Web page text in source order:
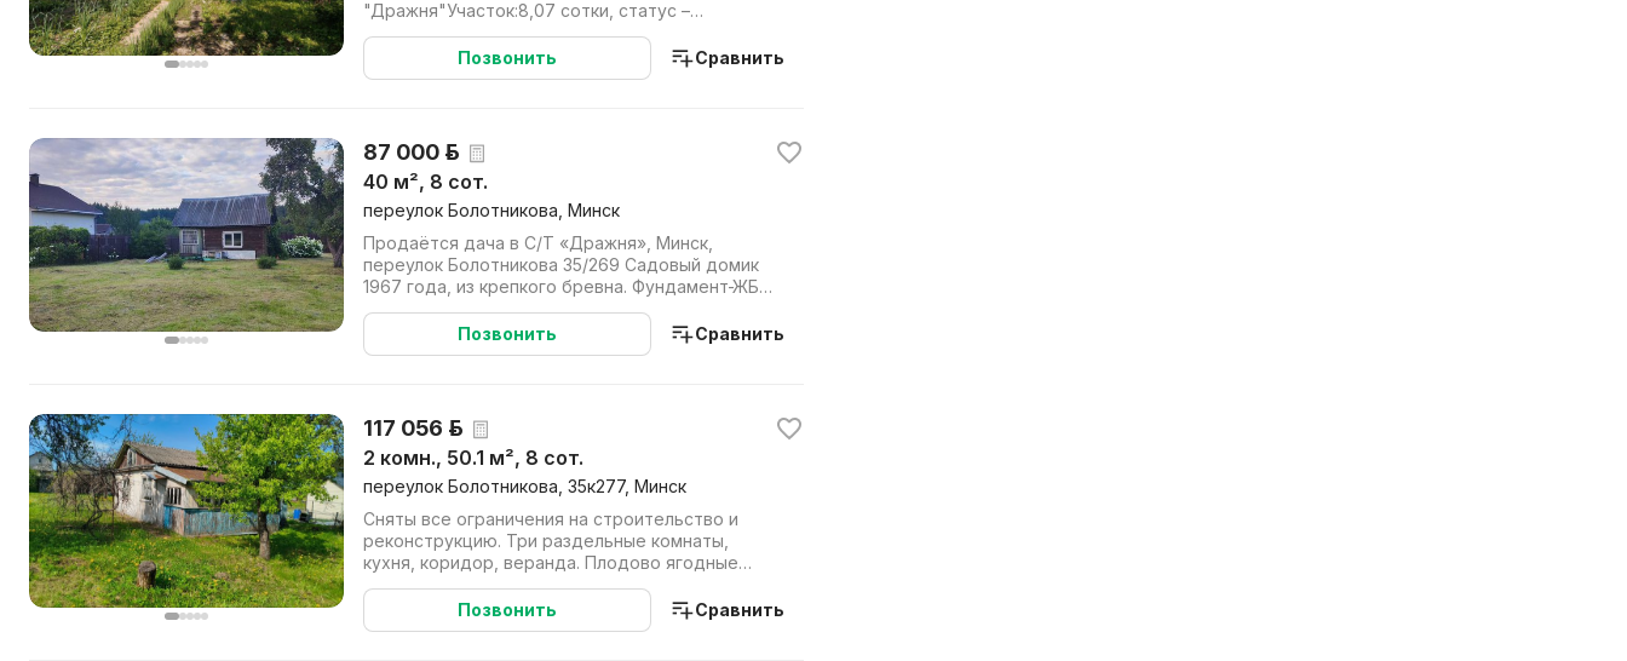
"Дражня"Участок:8,07 сотки, статус –
пожизненно наследуемое владение.Размеры:
Позвонить Сравнить
87 000 р.
40 м², 8 сот.
переулок Болотникова, Минск
Продаётся дача в С/Т «Дражня», Минск,
переулок Болотникова 35/269 Садовый домик
1967 года, из крепкого бревна. Фундамент-ЖБ
сваи. Крыша-шифер. Домик м...
Позвонить
Сравнить
117 056 р.
2 комн., 50.1 м², 8 сот.
переулок Болотникова, 35к277, Минск
Сняты все ограничения на строительство и
реконструкцию. Три раздельные комнаты,
кухня, коридор, веранда. Плодово ягодные
деревья, виноград. В 150 метр...
Позвонить
Сравнить